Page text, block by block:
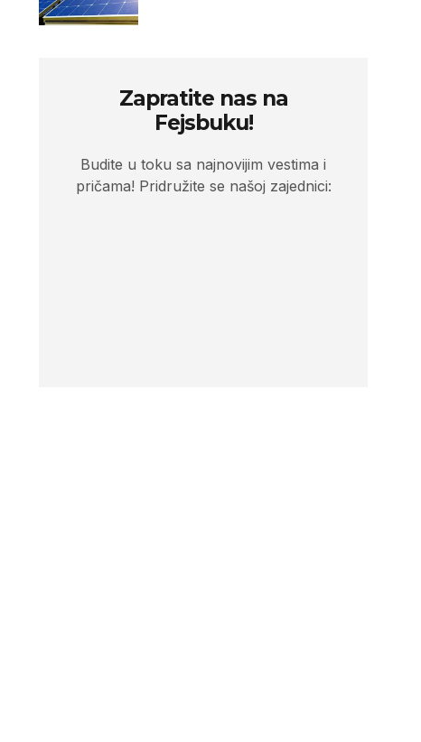
Zapratite nas na
Fejsbuku!
Budite u toku sa najnovijim vestima i
pričama! Pridružite se našoj zajednici: